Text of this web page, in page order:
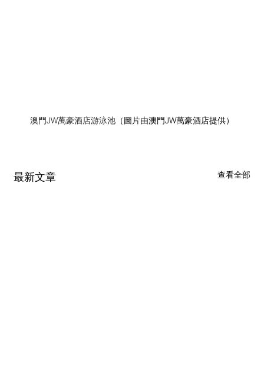
澳門JW萬豪酒店游泳池 （圖片由澳門JW萬豪酒店提供）
最新文章 查看全部